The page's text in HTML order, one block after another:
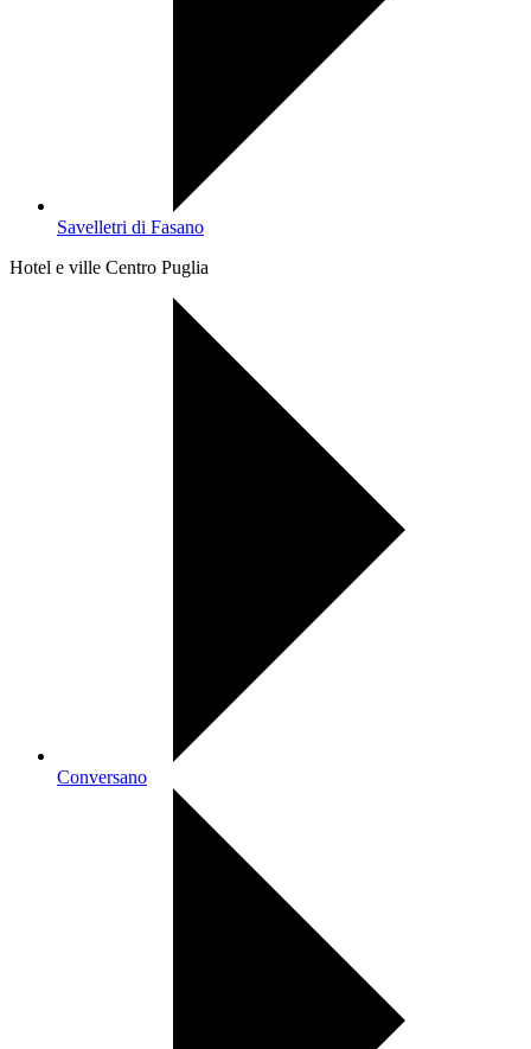
Savelletri di Fasano
Hotel e ville Centro Puglia
Conversano